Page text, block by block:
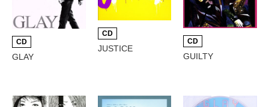
CD
GLAY
CD
JUSTICE
CD
GUILTY